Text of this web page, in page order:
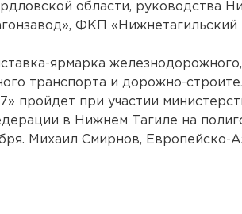
области, руководства
ФКП «Нижнетагильский
ярмарка железнодорожного,
транспорта и дорожно-
пройдет при участии
в Нижнем Тагиле на
Михаил Смирнов, Европейско-